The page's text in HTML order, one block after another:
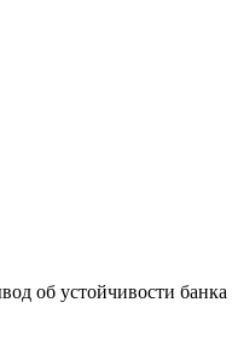
об устойчивости банка